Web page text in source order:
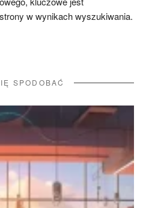
w wynikach wyszukiwania.
SPODOBAĆ